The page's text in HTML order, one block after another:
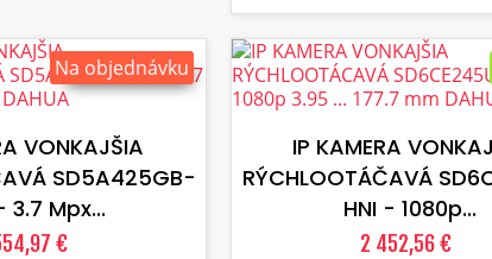
DO KOŠÍKA
VONKAJŠIA
SD5A425GB-
3.7 Mpx...
€
Na objednávku
VLOŽIŤ DO KOŠÍKA
IP KAMERA
RÝCHLOOTÁČAVÁ
HNI - 1080p...
2 452,56 €